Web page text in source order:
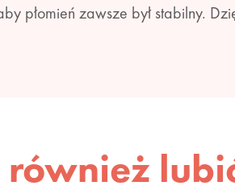
płomień zawsze był stabilny.
również